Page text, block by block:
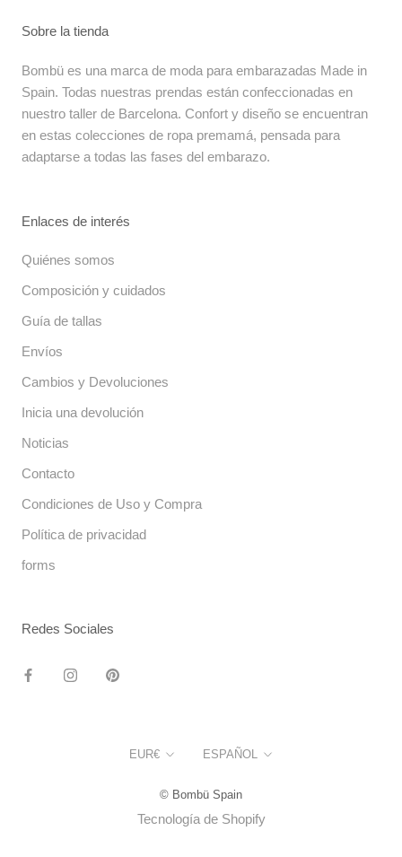
Sobre la tienda
Bombü es una marca de moda para embarazadas Made in
Spain. Todas nuestras prendas están confeccionadas en
nuestro taller de Barcelona. Confort y diseño se encuentran
en estas colecciones de ropa premamá, pensada para
adaptarse a todas las fases del embarazo.
Enlaces de interés
Quiénes somos
Composición y cuidados
Guía de tallas
Envíos
Cambios y Devoluciones
Inicia una devolución
Noticias
Contacto
Condiciones de Uso y Compra
Política de privacidad
forms
Redes Sociales
Moneda
EUR€ Idioma
ESPAÑOL
© Bombü Spain
Tecnología de Shopify